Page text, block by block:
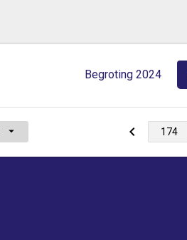
Begroting 2024